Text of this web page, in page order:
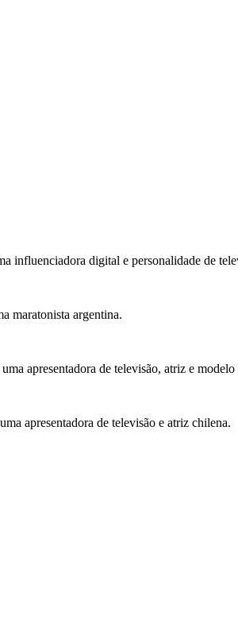
influenciadora digital e personalidade de
maratonista argentina.
apresentadora de televisão, atriz e modelo
apresentadora de televisão e atriz chilena.